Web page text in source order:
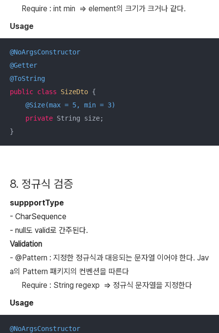
Require : int min => element의 크기가 크거나 같다.
Usage
@NoArgsConstructor
@Getter
@ToString
public class SizeDto {
@Size(max = 5, min = 3)
private String size;
8. 정규식 검증
suppportType
- CharSequence
- null도 valid로 간주된다.
Validation
- @Pattern : 지정한 정규식과 대응되는 문자열 이어야 한다. Jav
a의 Pattern 패키지의 컨벤션을 따른다
Require : String regexp => 정규식 문자열을 지정한다
Usage
@NoArgsConstructor